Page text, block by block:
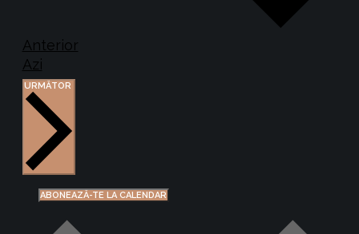
AnteriorEvenimente
Azi
URMĂTOR
ABONEAZĂ-TE LA CALENDAR